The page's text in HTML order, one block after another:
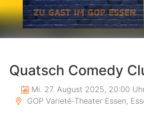
Quatsch Comedy
Mi. 27. August 2025, 20:00
GOP Varieté-Theater Essen,